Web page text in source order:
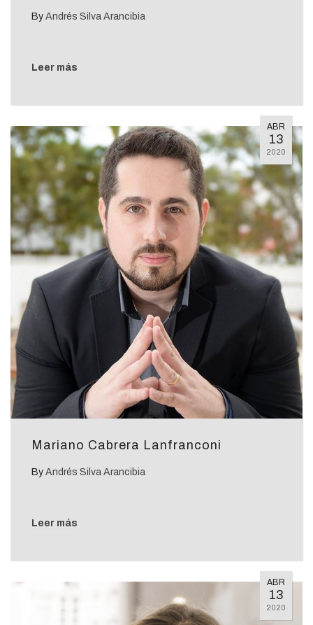
By Andrés Silva Arancibia
Leer más
ABR
13
2020
Mariano Cabrera Lanfranconi
By Andrés Silva Arancibia
Leer más
ABR
13
2020